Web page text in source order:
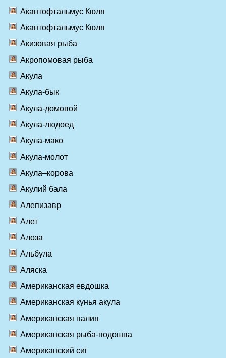
Акантофтальмус Кюля
Акантофтальмус Кюля
Акизовая рыба
Акропомовая рыба
Акула
Акула-бык
Акула-домовой
Акула-людоед
Акула-мако
Акула-молот
Акула–корова
Акулий бала
Алепизавр
Алет
Алоза
Альбула
Аляска
Американская евдошка
Американская кунья акула
Американская палия
Американская рыба-подошва
Американский сиг